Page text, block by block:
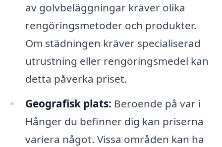
av golvbeläggningar kräver olika
rengöringsmetoder och produkter.
Om städningen kräver specialiserad
utrustning eller rengöringsmedel kan
detta påverka priset.
Geografisk plats: Beroende på var i
Hånger du befinner dig kan priserna
variera något. Vissa områden kan ha